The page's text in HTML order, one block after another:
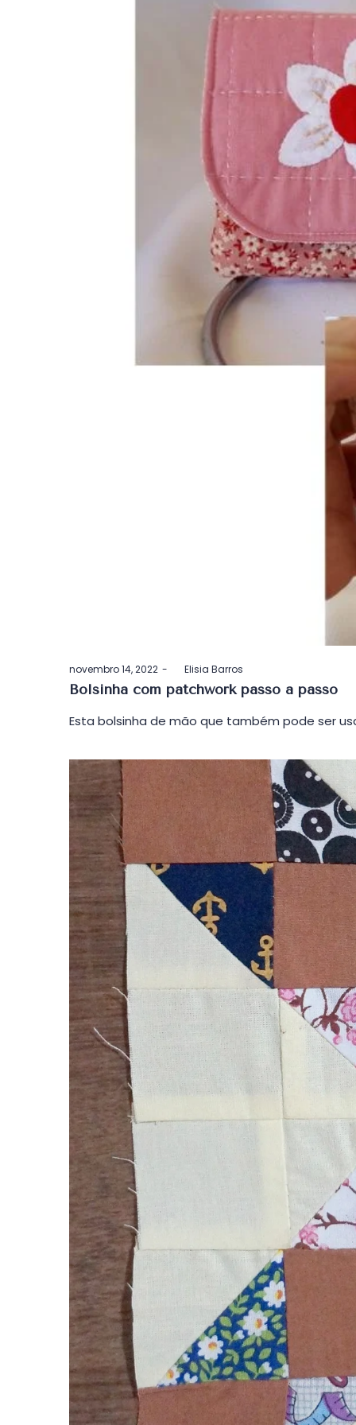
Postado
em
novembro 14, 2022 byElisia Barros
Bolsinha com patchwork passo a passo
Esta bolsinha de mão que também pode ser